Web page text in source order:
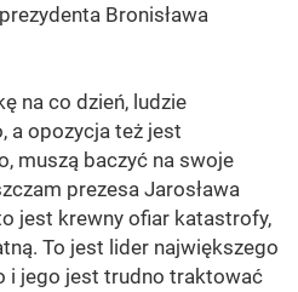
Bronisława
na co dzień, ludzie
a opozycja też jest
muszą baczyć na swoje
prezesa Jarosława
jest krewny ofiar katastrofy,
To jest lider największego
i jego jest trudno traktować